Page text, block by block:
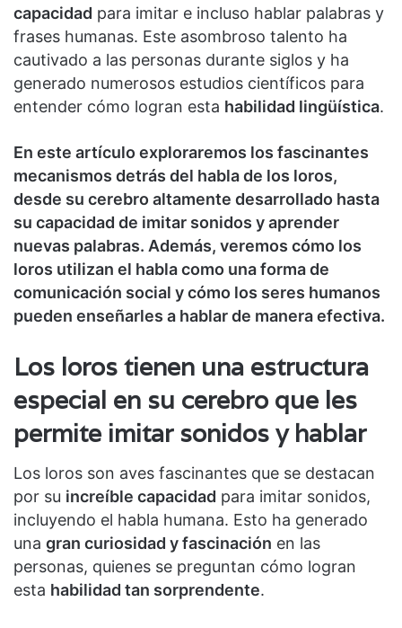
capacidad para imitar e incluso hablar palabras y
frases humanas. Este asombroso talento ha
cautivado a las personas durante siglos y ha
generado numerosos estudios científicos para
entender cómo logran esta habilidad lingüística.
En este artículo exploraremos los fascinantes
mecanismos detrás del habla de los loros,
desde su cerebro altamente desarrollado hasta
su capacidad de imitar sonidos y aprender
nuevas palabras. Además, veremos cómo los
loros utilizan el habla como una forma de
comunicación social y cómo los seres humanos
pueden enseñarles a hablar de manera efectiva.
Los loros tienen una estructura
especial en su cerebro que les
permite imitar sonidos y hablar
Los loros son aves fascinantes que se destacan
por su increíble capacidad para imitar sonidos,
incluyendo el habla humana. Esto ha generado
una gran curiosidad y fascinación en las
personas, quienes se preguntan cómo logran
esta habilidad tan sorprendente.